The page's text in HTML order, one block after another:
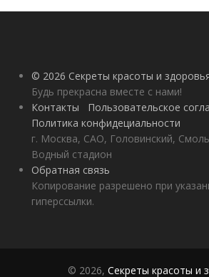
© 2026 Секреты красоты и
Будь прекрасна вместе с нами!
Контакты
Пользовательское
Политика конфидециальности
г. Москва, САО, Головинский,
Водный стадион
Обратная связь
Копирование разрешено при
гиперссылки.
© 2026, Секреты красоты и